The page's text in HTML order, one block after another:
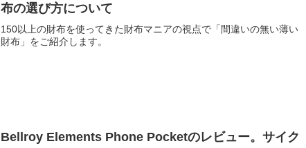
布の選び方について
150以上の財布を使ってきた財布マニアの視点で「間違いの無い薄い
財布」をご紹介します。
Bellroy Elements Phone Pocketのレビュー。サイク